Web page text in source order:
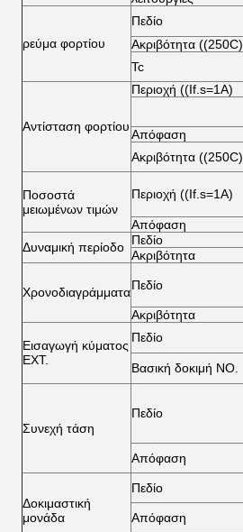
ρεύμα φορτίου
Πεδίο
Ακριβότητα ((250C)
Tc
Αντίσταση φορτίου
Περιοχή ((If.s=1A)
Απόφαση
Ακριβότητα ((250C)
Ποσοστά
μειωμένων τιμών
Περιοχή ((If.s=1A)
Απόφαση
Δυναμική περίοδο Πεδίο
Ακριβότητα
ΧρονοδιαγράμματαΠεδίο
Ακριβότητα
Εισαγωγή κύματος
EXT.
Πεδίο
Βασική δοκιμή NO.
Συνεχή τάση
Πεδίο
Απόφαση
Δοκιμαστική
μονάδα
Πεδίο
Απόφαση